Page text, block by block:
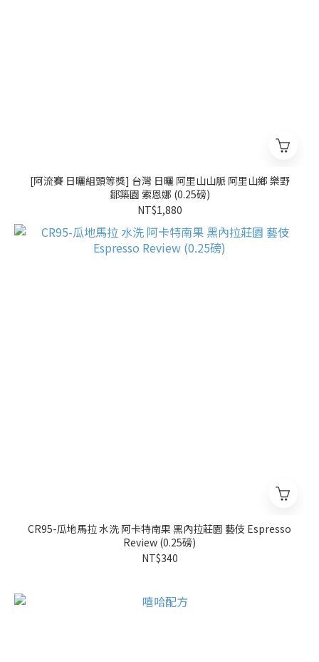
[阿流賽 日曬組頭等獎] 台灣 日曬 阿里山山脈 阿里山鄉 樂野
鄒築園 索恩娜 (0.25磅)
NT$1,880
CR95-瓜地馬拉 水洗 阿卡特南果 黑內拉莊園 藝伎 Espresso
Review (0.25磅)
NT$340